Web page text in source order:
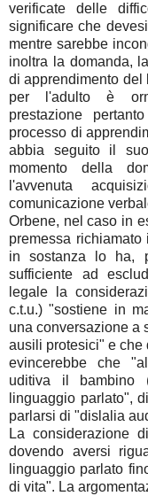
verificate delle
significare che
mentre sarebbe
inoltra la domanda,
di apprendimento del
per l'adulto è
prestazione
processo di
abbia seguito il
momento della
l'avvenuta
comunicazione
Orbene, nel caso in
premessa
in sostanza lo ha,
sufficiente ad
legale la
c.t.u.) "sostiene in
una conversazione a
ausili protesici" e che
evincerebbe che
uditiva il bambino
linguaggio parlato",
parlarsi di "dislalia
La considerazione
dovendo aversi
linguaggio parlato
di vita". La